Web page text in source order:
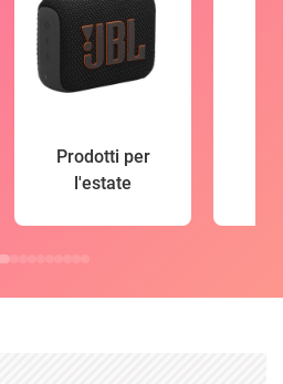
Prodotti per
l'estate